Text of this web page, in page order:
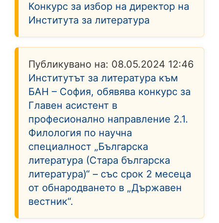
Конкурс за избор на директор на
Института за литература
Публикувано на: 08.05.2024 12:46
Институтът за литература към
БАН – София, обявява конкурс за
Главен асистент в
професионално направление 2.1.
Филология по научна
специалност „Българска
литература (Стара българска
литература)“ – със срок 2 месеца
от обнародването в „Държавен
вестник“.